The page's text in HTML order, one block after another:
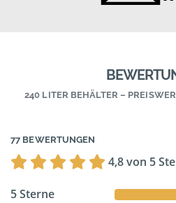
240 LITER BEHÄLTER –
77 BEWERTUNGEN
4,8 von 5
5 Sterne